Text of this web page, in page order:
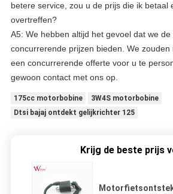
betere service, zou u de prijs die ik betaal
overtreffen?
A5: We hebben altijd het gevoel dat we
concurrerende prijzen bieden. We zouden
een concurrerende offerte voor u te
gewoon contact met ons op.
175cc motorbobine
3W4S motorbobine
Dtsi bajaj ontdekt gelijkrichter 125
Krijg de beste prijs